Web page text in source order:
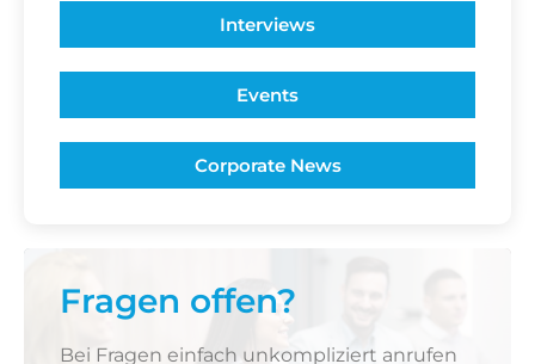
Interviews
Events
Corporate News
Fragen offen?
Bei Fragen einfach unkompliziert anrufen